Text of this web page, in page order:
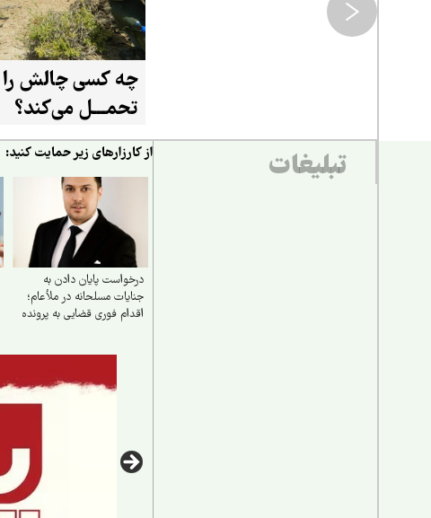
چه کسی چالش را
تحمـــل می‌کند؟
تبلیغات از کارزارهای زیر حمایت کنید:
درخواست پایان دادن به
جنایات مسلحانه در ملأعام؛
اقدام فوری قضایی به پرونده